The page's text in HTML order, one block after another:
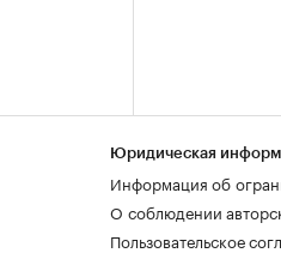
Юридическая
Информация об
О соблюдении
Пользовательское